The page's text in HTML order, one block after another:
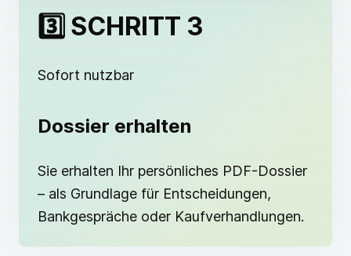
3️⃣ SCHRITT 3
Sofort nutzbar
Dossier erhalten
Sie erhalten Ihr persönliches PDF-Dossier
– als Grundlage für Entscheidungen,
Bankgespräche oder Kaufverhandlungen.